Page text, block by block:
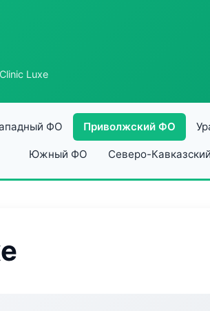
Luxe
ФО Приволжский ФО
Южный ФО Северо-